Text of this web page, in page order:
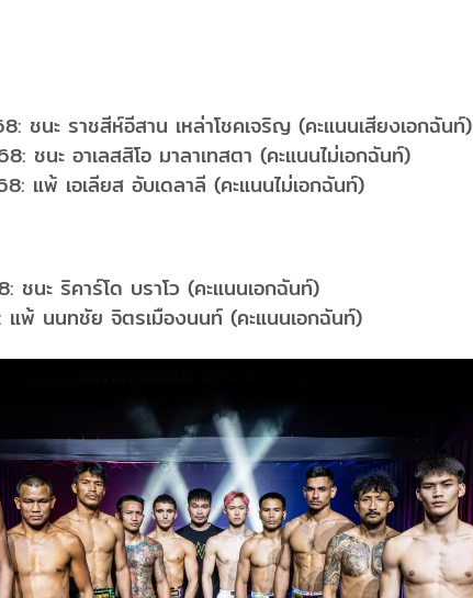
ชนะ ราชสีห์อีสาน เหล่าโชคเจริญ (คะแนนเสียงเอกฉันท์)
ชนะ อาเลสสิโอ มาลาเทสตา (คะแนนไม่เอกฉันท์)
แพ้ เอเลียส อับเดลาลี (คะแนนไม่เอกฉันท์)
ชนะ ริคาร์โด บราโว (คะแนนเอกฉันท์)
พ้ นนทชัย จิตรเมืองนนท์ (คะแนนเอกฉันท์)